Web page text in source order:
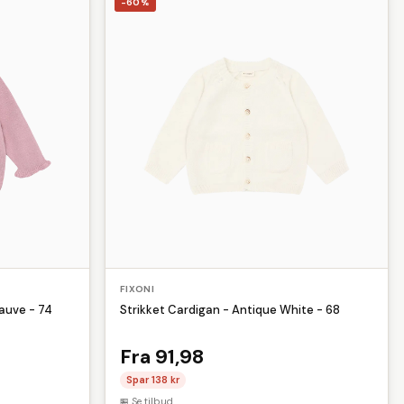
- 74
FIXONI
Strikket Cardigan - Antique White - 68
Fra 91,98
Spar 138 kr
Se tilbud